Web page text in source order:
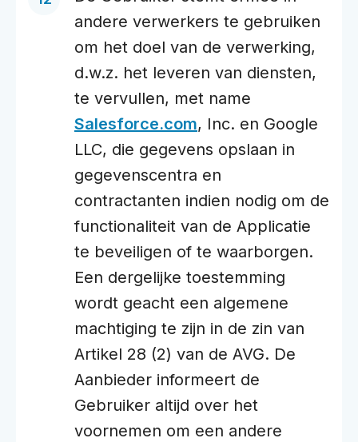
andere verwerkers te gebruiken
om het doel van de verwerking,
d.w.z. het leveren van diensten,
te vervullen, met name
Salesforce.com, Inc. en Google
LLC, die gegevens opslaan in
gegevenscentra en
contractanten indien nodig om de
functionaliteit van de Applicatie
te beveiligen of te waarborgen.
Een dergelijke toestemming
wordt geacht een algemene
machtiging te zijn in de zin van
Artikel 28 (2) van de AVG. De
Aanbieder informeert de
Gebruiker altijd over het
voornemen om een andere